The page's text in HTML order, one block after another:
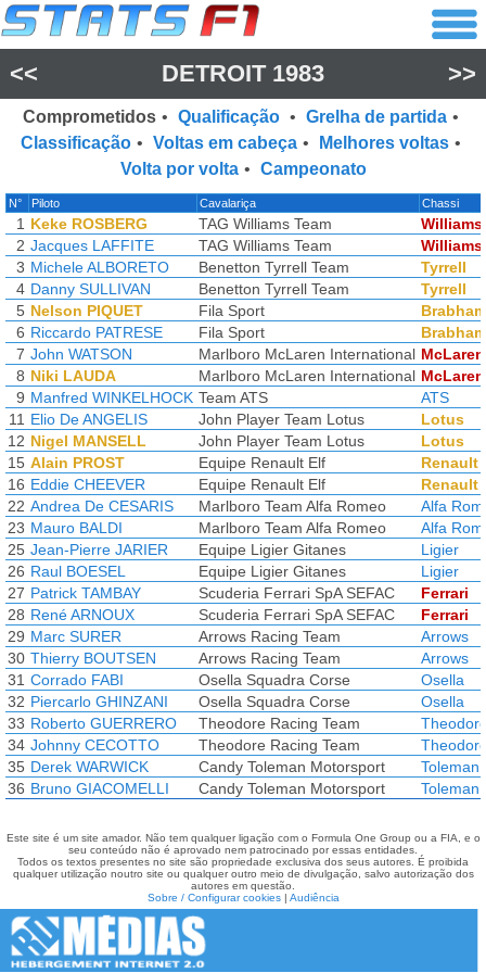
<< DETROIT 1983 >>
Comprometidos • Qualificação • Grelha de partida •
Classificação • Voltas em cabeça • Melhores voltas •
Volta por volta • Campeonato
N° Piloto Cavalariça Chassi
1 Keke ROSBERG TAG Williams Team
Williams
2 Jacques LAFFITE TAG Williams Team
Williams
3 Michele ALBORETO Benetton Tyrrell Team
Tyrrell
4 Danny SULLIVAN Benetton Tyrrell Team
Tyrrell
5 Nelson PIQUET Fila Sport
Brabham
6 Riccardo PATRESE Fila Sport
Brabham
7 John WATSON Marlboro McLaren International McLaren
8 Niki LAUDA Marlboro McLaren International McLaren
9 Manfred WINKELHOCK Team ATS
ATS
11 Elio De ANGELIS John Player Team Lotus
Lotus
12 Nigel MANSELL John Player Team Lotus
Lotus
15 Alain PROST Equipe Renault Elf
Renault
16 Eddie CHEEVER Equipe Renault Elf
Renault
22 Andrea De CESARIS Marlboro Team Alfa Romeo
Alfa
23 Mauro BALDI Marlboro Team Alfa Romeo
Alfa
25 Jean-Pierre JARIER Equipe Ligier Gitanes
Ligier
26 Raul BOESEL Equipe Ligier Gitanes
Ligier
27 Patrick TAMBAY Scuderia Ferrari SpA SEFAC
Ferrari
28 René ARNOUX Scuderia Ferrari SpA SEFAC
Ferrari
29 Marc SURER Arrows Racing Team
Arrows
30 Thierry BOUTSEN Arrows Racing Team
Arrows
31 Corrado FABI Osella Squadra Corse
Osella
32 Piercarlo GHINZANI Osella Squadra Corse
Osella
33 Roberto GUERRERO Theodore Racing Team
34 Johnny CECOTTO Theodore Racing Team
35 Derek WARWICK Candy Toleman Motorsport
Toleman
36 Bruno GIACOMELLI Candy Toleman Motorsport Toleman
Este site é um site amador. Não tem qualquer ligação com o Formula One Group ou a FIA, e o
seu conteúdo não é aprovado nem patrocinado por essas entidades.
Todos os textos presentes no site são propriedade exclusiva dos seus autores. É proibida
qualquer utilização noutro site ou qualquer outro meio de divulgação, salvo autorização dos
autores em questão.
Sobre / Configurar cookies| Audiência